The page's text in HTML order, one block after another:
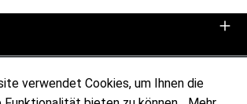
verwendet Cookies, um Ihnen die